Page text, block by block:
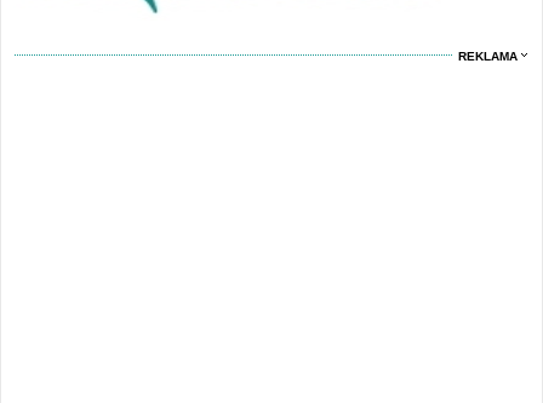
REKLAMA